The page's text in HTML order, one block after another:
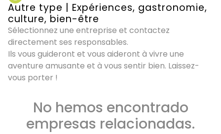
Autre type | Expériences, gastronomie,
culture, bien-être
Sélectionnez une entreprise et contactez
directement ses responsables.
Ils vous guideront et vous aideront à vivre une
aventure amusante et à vous sentir bien. Laissez-
vous porter !
No hemos encontrado
empresas relacionadas.